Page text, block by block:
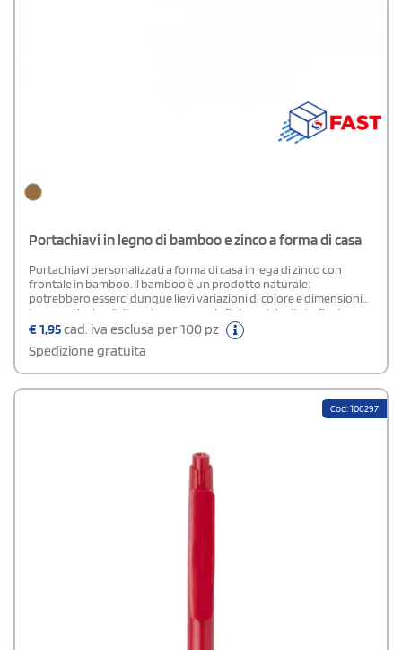
Portachiavi in legno di bamboo e zinco a forma di casa
Portachiavi personalizzati a forma di casa in lega di zinco con
frontale in bamboo. Il bamboo è un prodotto naturale:
potrebbero esserci dunque lievi variazioni di colore e dimensioni
tra un articolo e l'altro, che possono influire sul risultato finale
della personalizzazione.
€1,95cad. iva esclusa per 100 pz
Spedizione gratuita
Cod: 106297